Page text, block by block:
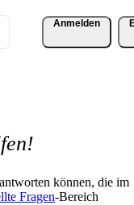
Anmelden
können, die im
Fragen-Bereich